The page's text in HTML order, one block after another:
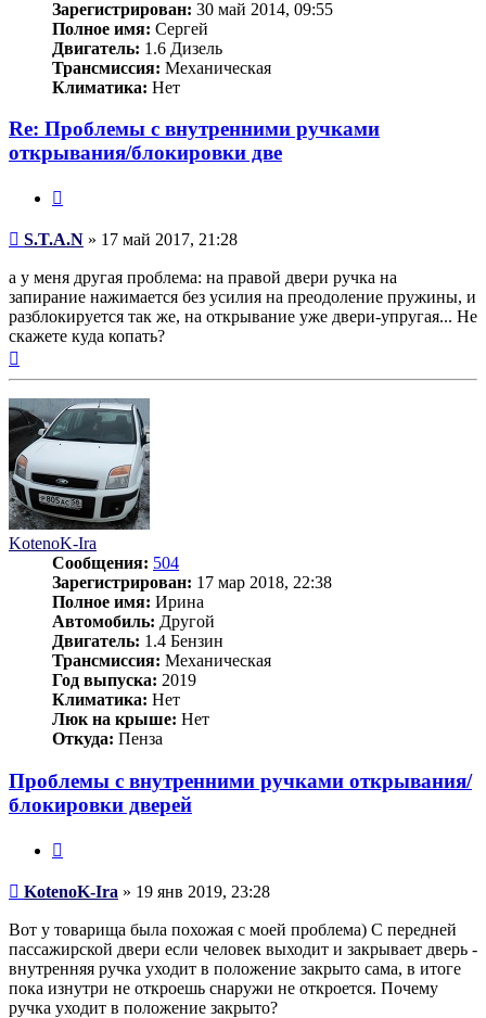
Зарегистрирован: 30 май 2014, 09:55
Полное имя: Сергей
Двигатель: 1.6 Дизель
Трансмиссия: Механическая
Климатика: Нет
Re: Проблемы с внутренними ручками
открывания/блокировки две
Сообщение
S.T.A.N » 17 май 2017, 21:28
а у меня другая проблема: на правой двери ручка на
запирание нажимается без усилия на преодоление пружины, и
разблокируется так же, на открывание уже двери-упругая... Не
скажете куда копать?
KotenoK-Ira
Сообщения: 504
Зарегистрирован: 17 мар 2018, 22:38
Полное имя: Ирина
Автомобиль: Другой
Двигатель: 1.4 Бензин
Трансмиссия: Механическая
Год выпуска: 2019
Климатика: Нет
Люк на крыше: Нет
Откуда: Пенза
Проблемы с внутренними ручками открывания/
блокировки дверей
Сообщение
KotenoK-Ira » 19 янв 2019, 23:28
Вот у товарища была похожая с моей проблема) С передней
пассажирской двери если человек выходит и закрывает дверь -
внутренняя ручка уходит в положение закрыто сама, в итоге
пока изнутри не откроешь снаружи не откроется. Почему
ручка уходит в положение закрыто?